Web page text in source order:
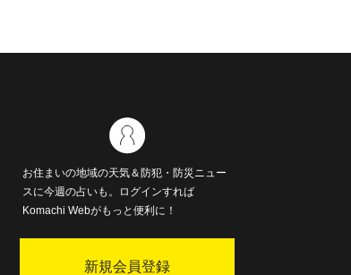
お住まいの地域の天気＆防犯・防災ニュー
スに今週の占いも。ログインすれば
Komachi Webがもっと便利に！
新規会員登録